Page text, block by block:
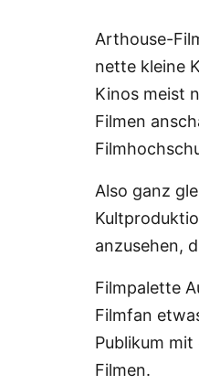
Arthouse-
nette kleine
Kinos meist
Filmen
Also ganz
anzusehen,
Filmpalette
Filmfan
Publikum
Filmen.